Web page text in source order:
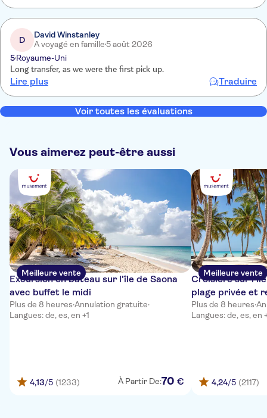
D
David Winstanley
A voyagé en famille5 août 2026
5Royaume-Uni
Long transfer, as we were the first pick up.
Lire plus Traduire
Voir toutes les évaluations
Vous aimerez peut-être aussi
Meilleure vente
Excursion en bateau sur l'île de Saona
avec buffet le midi
Plus de 8 heures·Annulation gratuite·
Langues: de, es, en +1
4,13/5 (1233) À Partir De:70 €
Meilleure vente
Croisière sur
plage privée et
Plus de 8 heures·
Langues: de, es, en
4,24/5 (2117)